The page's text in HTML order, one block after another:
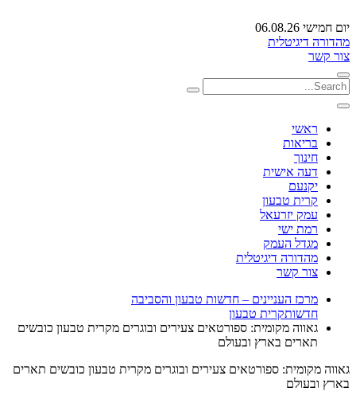
יום חמישי 06.08.26
מהדורה דיגיטלית
צור קשר
ראשי
בריאות
חינוך
דעה אישית
יקנעם
קרית טבעון
עמק יזרעאל
רמת ישי
מגדל העמק
מהדורה דיגיטלית
צור קשר
מרכז העניינים – חדשות טבעון והסביבה
חדשותקרית טבעון
גאווה מקומית: ספורטאים צעירים ובוגרים מקרית טבעון כובשים
תארים בארץ ובעולם
גאווה מקומית: ספורטאים צעירים ובוגרים מקרית טבעון כובשים תארים
בארץ ובעולם